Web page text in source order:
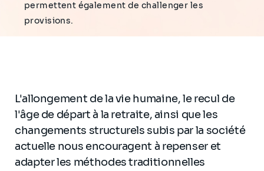
permettent également de challenger les
provisions.
L'allongement de la vie humaine, le recul de
l'âge de départ à la retraite, ainsi que les
changements structurels subis par la société
actuelle nous encouragent à repenser et
adapter les méthodes traditionnelles